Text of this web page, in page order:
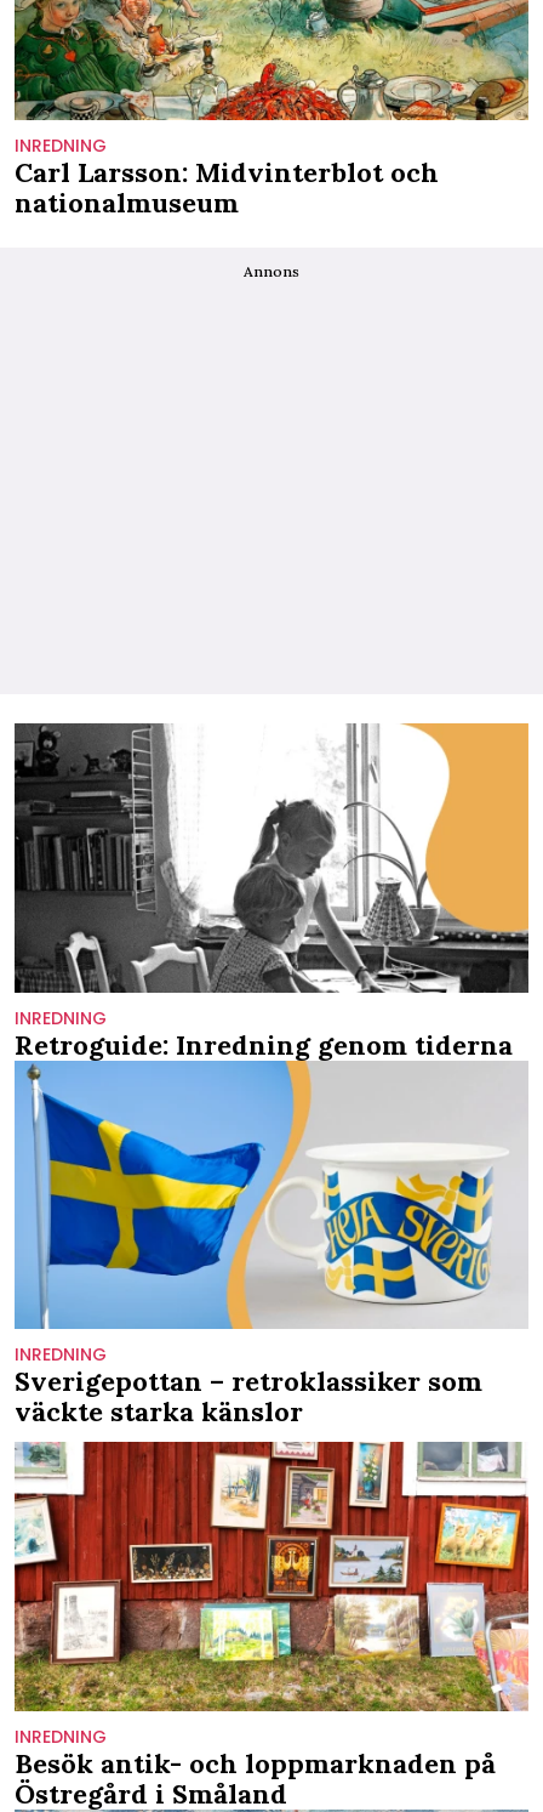
INREDNING
Carl Larsson: Midvinterblot och
nationalmuseum
Annons
INREDNING
Retroguide: Inredning genom tiderna
INREDNING
Sverigepottan – retroklassiker som
väckte starka känslor
INREDNING
Besök antik- och loppmarknaden på
Östregård i Småland